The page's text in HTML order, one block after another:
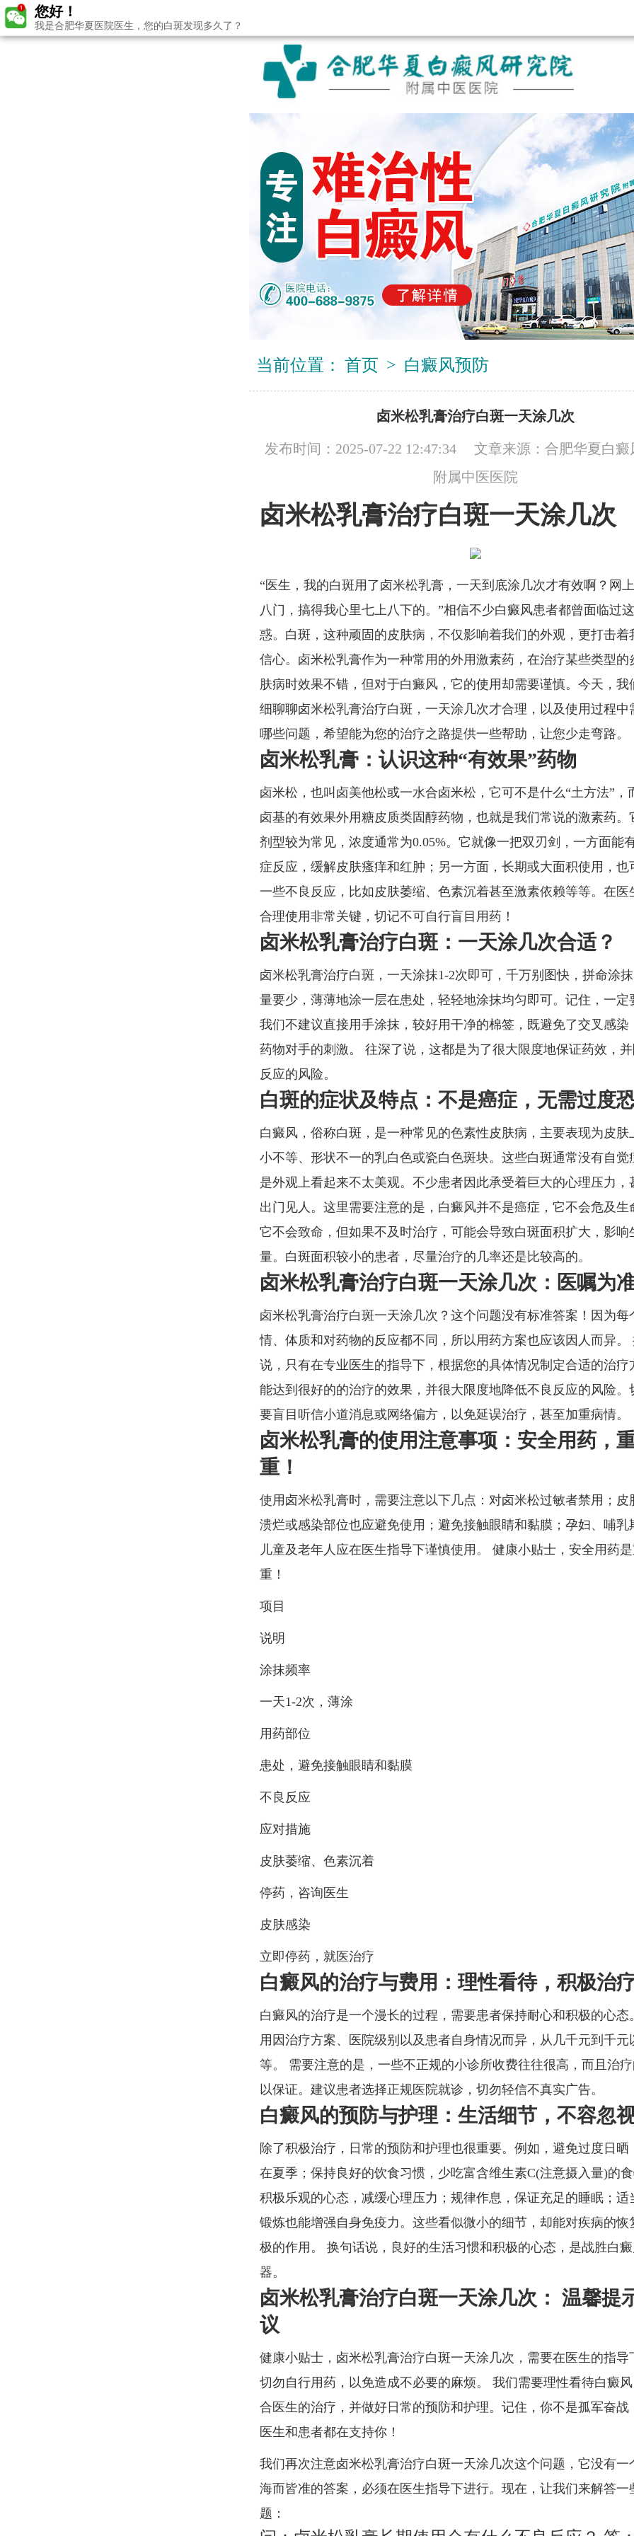
当前位置： 首页 > 白癜风预防
卤米松乳膏治疗白斑一天涂几次
发布时间：2025-07-22 12:47:34 文章来源： 合肥华夏白癜
附属中医医院
卤米松乳膏治疗白斑一天涂几次
“医生，我的白斑用了卤米松乳膏，一天到底涂几次才有效啊？网
八门，搞得我心里七上八下的。”相信不少白癜风患者都曾面临过
惑。白斑，这种顽固的皮肤病，不仅影响着我们的外观，更打击着
信心。卤米松乳膏作为一种常用的外用激素药，在治疗某些类型的
肤病时效果不错，但对于白癜风，它的使用却需要谨慎。今天，我
细聊聊卤米松乳膏治疗白斑，一天涂几次才合理，以及使用过程中
哪些问题，希望能为您的治疗之路提供一些帮助，让您少走弯路。
卤米松乳膏：认识这种“有效果”药物
卤米松，也叫卤美他松或一水合卤米松，它可不是什么“土方法”，
卤基的有效果外用糖皮质类固醇药物，也就是我们常说的激素药。
剂型较为常见，浓度通常为0.05%。它就像一把双刃剑，一方面能
症反应，缓解皮肤瘙痒和红肿；另一方面，长期或大面积使用，也
一些不良反应，比如皮肤萎缩、色素沉着甚至激素依赖等等。在医
合理使用非常关键，切记不可自行盲目用药！
卤米松乳膏治疗白斑：一天涂几次合适？
卤米松乳膏治疗白斑，一天涂抹1-2次即可，千万别图快，拼命涂
量要少，薄薄地涂一层在患处，轻轻地涂抹均匀即可。记住，一定
我们不建议直接用手涂抹，较好用干净的棉签，既避免了交叉感染
药物对手的刺激。 往深了说，这都是为了很大限度地保证药效，
反应的风险。
白斑的症状及特点：不是癌症，无需过度
白癜风，俗称白斑，是一种常见的色素性皮肤病，主要表现为皮肤
小不等、形状不一的乳白色或瓷白色斑块。这些白斑通常没有自觉
是外观上看起来不太美观。不少患者因此承受着巨大的心理压力，
出门见人。这里需要注意的是，白癜风并不是癌症，它不会危及生
它不会致命，但如果不及时治疗，可能会导致白斑面积扩大，影响
量。白斑面积较小的患者，尽量治疗的几率还是比较高的。
卤米松乳膏治疗白斑一天涂几次：医嘱为
卤米松乳膏治疗白斑一天涂几次？这个问题没有标准答案！因为每
情、体质和对药物的反应都不同，所以用药方案也应该因人而异。
说，只有在专业医生的指导下，根据您的具体情况制定合适的治疗
能达到很好的的治疗的效果，并很大限度地降低不良反应的风险。
要盲目听信小道消息或网络偏方，以免延误治疗，甚至加重病情。
卤米松乳膏的使用注意事项：安全用药，
重！
使用卤米松乳膏时，需要注意以下几点：对卤米松过敏者禁用；皮
溃烂或感染部位也应避免使用；避免接触眼睛和黏膜；孕妇、哺乳
儿童及老年人应在医生指导下谨慎使用。 健康小贴士，安全用药
重！
项目
说明
涂抹频率
一天1-2次，薄涂
用药部位
患处，避免接触眼睛和黏膜
不良反应
应对措施
皮肤萎缩、色素沉着
停药，咨询医生
皮肤感染
立即停药，就医治疗
白癜风的治疗与费用：理性看待，积极治
白癜风的治疗是一个漫长的过程，需要患者保持耐心和积极的心态
用因治疗方案、医院级别以及患者自身情况而异，从几千元到千元
等。 需要注意的是，一些不正规的小诊所收费往往很高，而且治
以保证。建议患者选择正规医院就诊，切勿轻信不真实广告。
白癜风的预防与护理：生活细节，不容忽
除了积极治疗，日常的预防和护理也很重要。例如，避免过度日晒
在夏季；保持良好的饮食习惯，少吃富含维生素C(注意摄入量)的
积极乐观的心态，减缓心理压力；规律作息，保证充足的睡眠；适
锻炼也能增强自身免疫力。这些看似微小的细节，却能对疾病的恢
极的作用。 换句话说，良好的生活习惯和积极的心态，是战胜白
器。
卤米松乳膏治疗白斑一天涂几次： 温馨提
议
健康小贴士，卤米松乳膏治疗白斑一天涂几次，需要在医生的指导
切勿自行用药，以免造成不必要的麻烦。 我们需要理性看待白癜
合医生的治疗，并做好日常的预防和护理。记住，你不是孤军奋战
医生和患者都在支持你！
我们再次注意卤米松乳膏治疗白斑一天涂几次这个问题，它没有一
海而皆准的答案，必须在医生指导下进行。现在，让我们来解答一
题：
您好！
我是合肥华夏医院医生，您的白斑发现多久了？